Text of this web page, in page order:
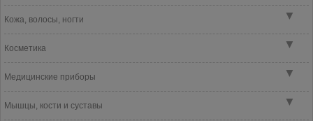
▼
Кожа, волосы, ногти
▼
Косметика
▼
Медицинские приборы
▼
Мышцы, кости и суставы